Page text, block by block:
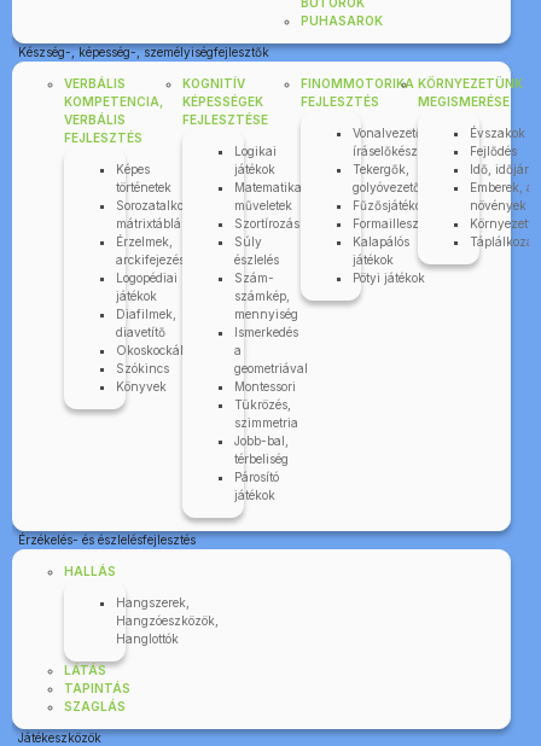
PUHASAROK
Készség-, képesség-, személyiségfejlesztők
VERBÁLIS
KOMPETENCIA,
VERBÁLIS
FEJLESZTÉS
Képes
történetek
Sorozatalkotás,
mátrixtáblák
Érzelmek,
arckifejezések
Logopédiai
játékok
Diafilmek,
diavetítő
Okoskockák
Szókincs
Könyvek
KOGNITÍV
KÉPESSÉGEK
FEJLESZTÉSE
Logikai
játékok
Matematikai
műveletek
Szortírozás
Súly
észlelés
Szám-
számkép,
mennyiség
Ismerkedés
a
geometriával
Montessori
Tükrözés,
szimmetria
Jobb-bal,
térbeliség
Párosító
játékok
FINOMMOTORIKA
FEJLESZTÉS
Vonalvezetők,
íráselőkészítők
Tekergők,
golyóvezetők
Fűzősjátékok
Formaillesztők
Kalapálós
játékok
Pötyi játékok
KÖRNYEZETÜNK
MEGISMERÉSE
Évszakok
Fejlődés
Idő,
Emberek,
növények
Táplálkozás
Érzékelés- és észlelésfejlesztés
HALLÁS
Hangszerek,
Hangzóeszközök,
Hanglottók
LÁTÁS
TAPINTÁS
SZAGLÁS
Játékeszközök